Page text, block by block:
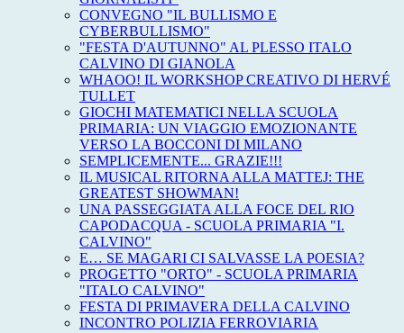
CONVEGNO "IL BULLISMO E
CYBERBULLISMO"
"FESTA D'AUTUNNO" AL PLESSO ITALO
CALVINO DI GIANOLA
WHAOO! IL WORKSHOP CREATIVO DI HERVÉ
TULLET
GIOCHI MATEMATICI NELLA SCUOLA
PRIMARIA: UN VIAGGIO EMOZIONANTE
VERSO LA BOCCONI DI MILANO
SEMPLICEMENTE... GRAZIE!!!
IL MUSICAL RITORNA ALLA MATTEJ: THE
GREATEST SHOWMAN!
UNA PASSEGGIATA ALLA FOCE DEL RIO
CAPODACQUA - SCUOLA PRIMARIA "I.
CALVINO"
E… SE MAGARI CI SALVASSE LA POESIA?
PROGETTO "ORTO" - SCUOLA PRIMARIA
"ITALO CALVINO"
FESTA DI PRIMAVERA DELLA CALVINO
INCONTRO POLIZIA FERROVIARIA